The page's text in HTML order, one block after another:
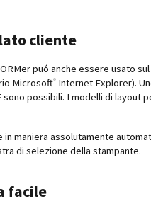
cliente
puó anche essere usato
Microsoft® Internet Explorer).
possibili. I modelli di
maniera assolutamente
di selezione della stampante.
facile